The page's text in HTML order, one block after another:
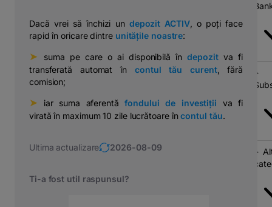
Dacă vrei să închizi un depozit ACTIV , o poți face
rapid în oricare dintre unitățile noastre:
➤ ⠀suma pe care o ai disponibilă îndepozitva fi
transferată automat în contul tău curent, fără
comision;
➤ iar suma aferentăfondului de investiții va fi
virată în maximum 10 zile lucrătoare încontul tău.
Ultima actualizare 2026-08-09
Ti-a fost util raspunsul?